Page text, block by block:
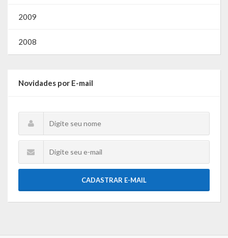
Webmail
2009
2008
Novidades por E-mail
CADASTRAR E-MAIL